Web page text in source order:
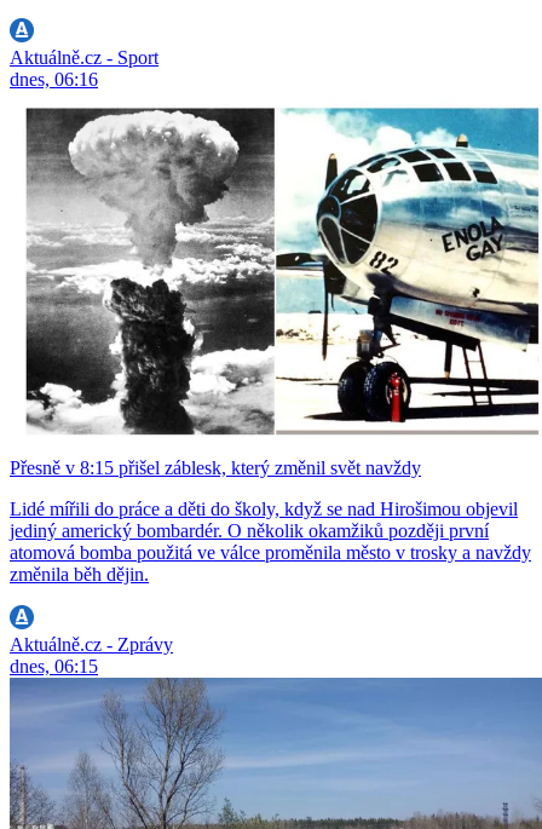
Aktuálně.cz - Sport
dnes, 06:16
Přesně v 8:15 přišel záblesk, který změnil svět navždy
Lidé mířili do práce a děti do školy, když se nad Hirošimou objevil
jediný americký bombardér. O několik okamžiků později první
atomová bomba použitá ve válce proměnila město v trosky a navždy
změnila běh dějin.
Aktuálně.cz - Zprávy
dnes, 06:15